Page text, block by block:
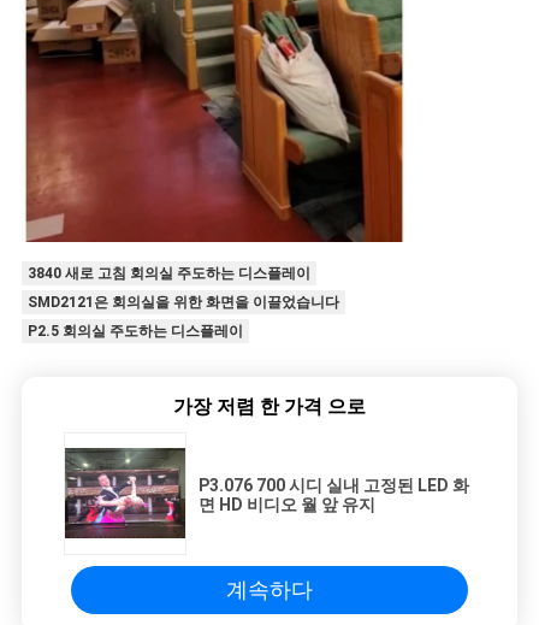
3840 새로 고침 회의실 주도하는 디스플레이
SMD2121은 회의실을 위한 화면을 이끌었습니다
P2.5 회의실 주도하는 디스플레이
가장 저렴 한 가격 으로
P3.076 700 시디 실내 고정된 LED 화
면 HD 비디오 월 앞 유지
계속하다